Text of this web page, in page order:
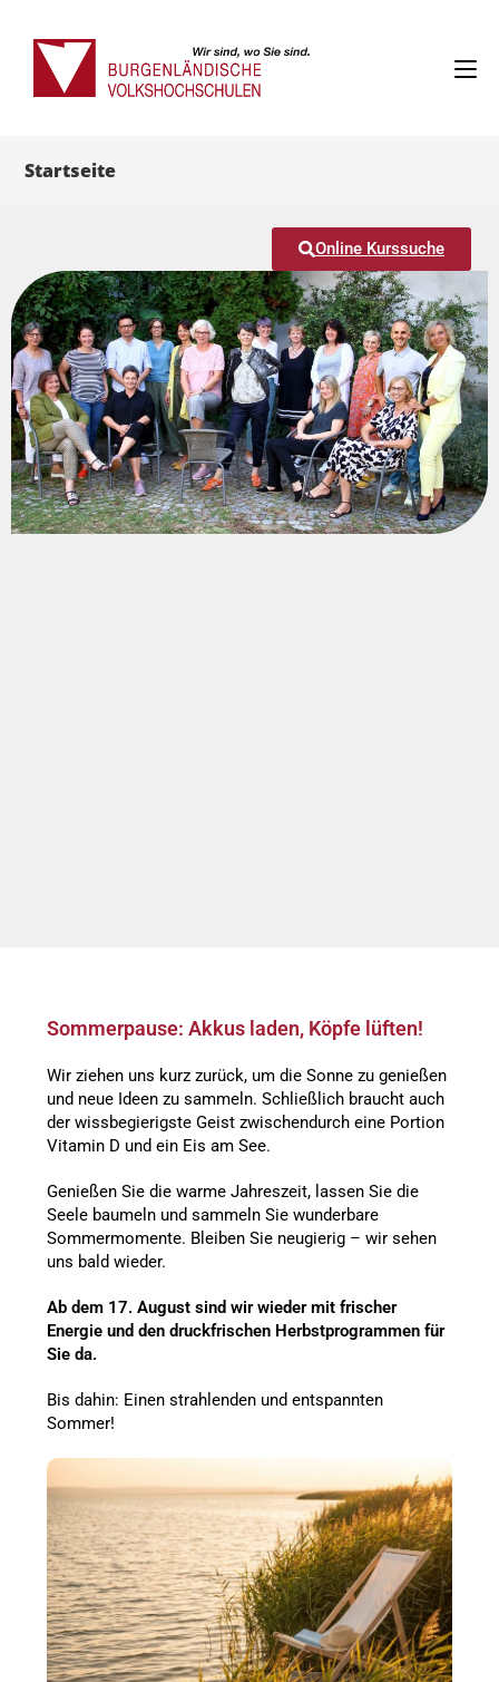
Startseite
Online Kurssuche
Sommerpause: Akkus laden, Köpfe lüften!
Wir ziehen uns kurz zurück, um die Sonne zu genießen
und neue Ideen zu sammeln. Schließlich braucht auch
der wissbegierigste Geist zwischendurch eine Portion
Vitamin D und ein Eis am See.
Genießen Sie die warme Jahreszeit, lassen Sie die
Seele baumeln und sammeln Sie wunderbare
Sommermomente. Bleiben Sie neugierig – wir sehen
uns bald wieder.
Ab dem 17. August sind wir wieder mit frischer
Energie und den druckfrischen Herbstprogrammen für
Sie da.
Bis dahin: Einen strahlenden und entspannten
Sommer!